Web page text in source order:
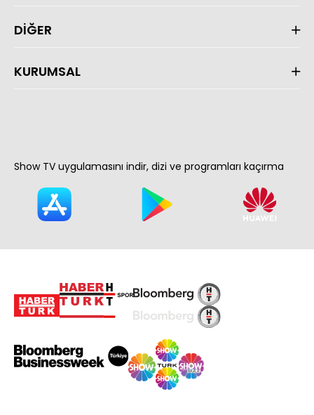
DİĞER
KURUMSAL
Show TV uygulamasını indir, dizi ve programları kaçırma